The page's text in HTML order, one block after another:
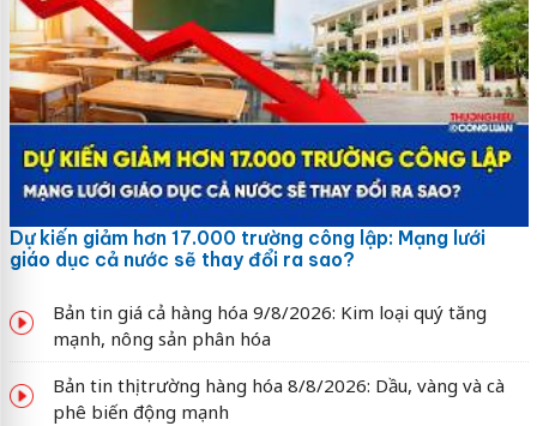
Dự kiến giảm hơn 17.000 trường công lập: Mạng lưới
giáo dục cả nước sẽ thay đổi ra sao?
Bản tin giá cả hàng hóa 9/8/2026: Kim loại quý tăng
mạnh, nông sản phân hóa
Bản tin thị trường hàng hóa 8/8/2026: Dầu, vàng và cà
phê biến động mạnh